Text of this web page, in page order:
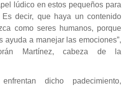
lúdico en estos pequeños para
decir, que haya un contenido
como seres humanos, porque
ayuda a manejar las emociones”,
Martínez, cabeza de la
dicho padecimiento,